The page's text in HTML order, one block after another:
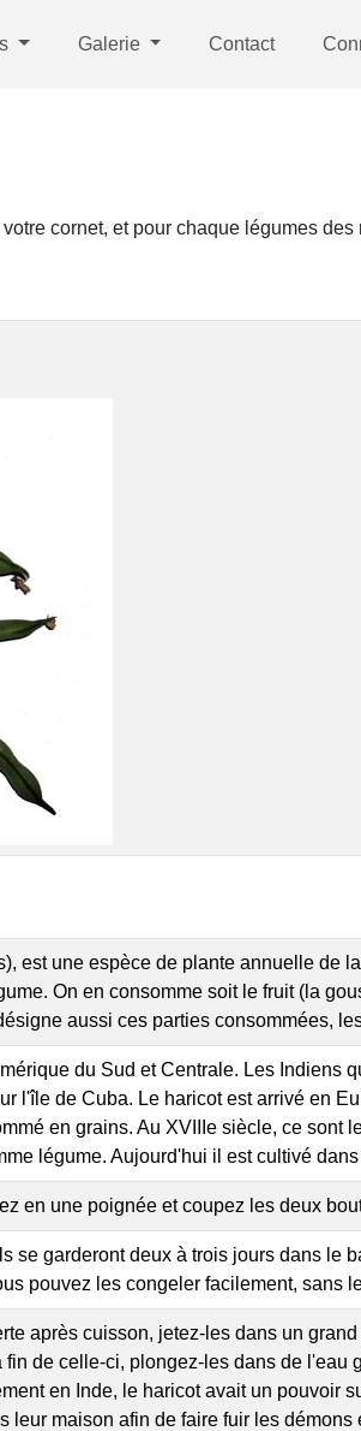
Galerie Contact
cornet, et pour chaque légumes des
est une espèce de plante annuelle de
On en consomme soit le fruit (la
aussi ces parties consommées,
du Sud et Centrale. Les Indiens
l'île de Cuba. Le haricot est arrivé en
en grains. Au XVIIIe siècle, ce sont
légume. Aujourd'hui il est cultivé
en une poignée et coupez les deux
se garderont deux à trois jours dans le
pouvez les congeler facilement, sans
après cuisson, jetez-les dans un
de celle-ci, plongez-les dans de l'eau
en Inde, le haricot avait un pouvoir
leur maison afin de faire fuir les démons